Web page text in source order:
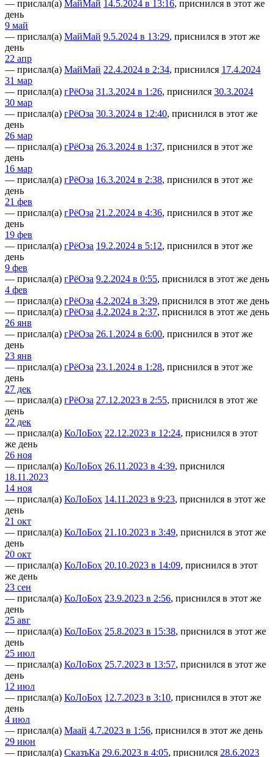
— прислал(а) МайМай 14.5.2024 в 13:16, приснился в этот же
день
9 май
— прислал(а) МайМай 9.5.2024 в 13:29, приснился в этот же
день
22 апр
— прислал(а) МайМай 22.4.2024 в 2:34, приснился 17.4.2024
31 мар
— прислал(а) гРёОза 31.3.2024 в 1:26, приснился 30.3.2024
30 мар
— прислал(а) гРёОза 30.3.2024 в 12:40, приснился в этот же
день
26 мар
— прислал(а) гРёОза 26.3.2024 в 1:37, приснился в этот же
день
16 мар
— прислал(а) гРёОза 16.3.2024 в 2:38, приснился в этот же
день
21 фев
— прислал(а) гРёОза 21.2.2024 в 4:36, приснился в этот же
день
19 фев
— прислал(а) гРёОза 19.2.2024 в 5:12, приснился в этот же
день
9 фев
— прислал(а) гРёОза 9.2.2024 в 0:55, приснился в этот же день
4 фев
— прислал(а) гРёОза 4.2.2024 в 3:29, приснился в этот же день
— прислал(а) гРёОза 4.2.2024 в 2:37, приснился в этот же день
26 янв
— прислал(а) гРёОза 26.1.2024 в 6:00, приснился в этот же
день
23 янв
— прислал(а) гРёОза 23.1.2024 в 1:28, приснился в этот же
день
27 дек
— прислал(а) гРёОза 27.12.2023 в 2:55, приснился в этот же
день
22 дек
— прислал(а) КоЛоБох 22.12.2023 в 12:24, приснился в этот
же день
26 ноя
— прислал(а) КоЛоБох 26.11.2023 в 4:39, приснился
18.11.2023
14 ноя
— прислал(а) КоЛоБох 14.11.2023 в 9:23, приснился в этот же
день
21 окт
— прислал(а) КоЛоБох 21.10.2023 в 3:49, приснился в этот же
день
20 окт
— прислал(а) КоЛоБох 20.10.2023 в 14:09, приснился в этот
же день
23 сен
— прислал(а) КоЛоБох 23.9.2023 в 2:56, приснился в этот же
день
25 авг
— прислал(а) КоЛоБох 25.8.2023 в 15:38, приснился в этот же
день
25 июл
— прислал(а) КоЛоБох 25.7.2023 в 13:57, приснился в этот же
день
12 июл
— прислал(а) КоЛоБох 12.7.2023 в 3:10, приснился в этот же
день
4 июл
— прислал(а) Маай 4.7.2023 в 1:56, приснился в этот же день
29 июн
— прислал(а) СказъКа 29.6.2023 в 4:05, приснился 28.6.2023